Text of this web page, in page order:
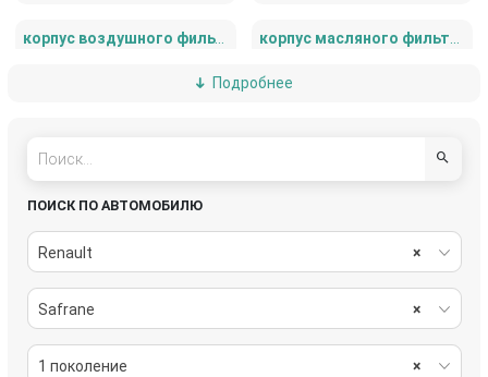
корпус воздушного фильтра
кронштейн двигателя
поршень
форсунка масляная шкив коленвала
Подробнее
ПОИСК ПО АВТОМОБИЛЮ
×
Renault
×
Safrane
×
1 поколение